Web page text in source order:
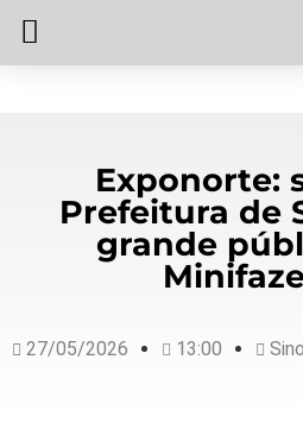
Exponorte:
Prefeitura de
grande
27/05/2026 13:00